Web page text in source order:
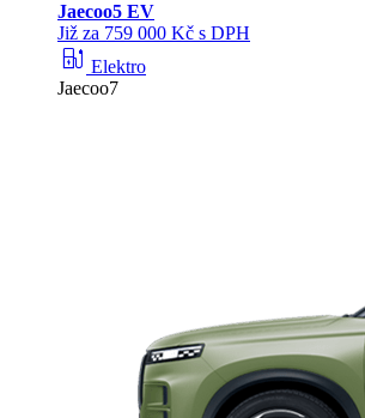
Jaecoo5 EV
Již za 759 000 Kč s DPH
ev_station Elektro
Jaecoo7